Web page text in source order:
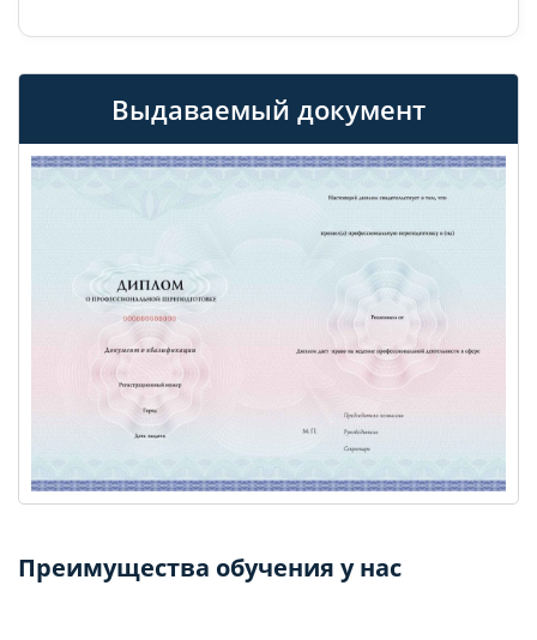
Выдаваемый документ
Преимущества обучения у нас